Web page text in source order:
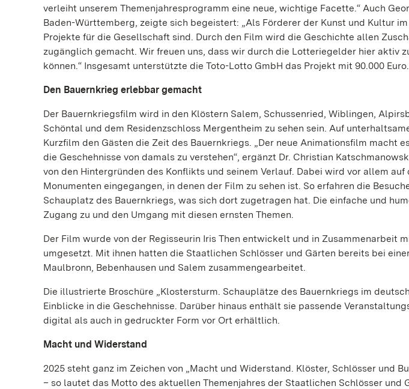
verleiht unserem Themenjahresprogramm eine neue, wichtige Facette.“ Auch
Baden-Württemberg, zeigte sich begeistert: „Als Förderer der Kunst und Kultur
Projekte für die Gesellschaft sind. Durch den Film wird die Geschichte allen
zugänglich gemacht. Wir freuen uns, dass wir durch die Lotteriegelder hier aktiv
können.“ Insgesamt unterstützte die Toto-Lotto GmbH das Projekt mit 90.000 Euro.
Den Bauernkrieg erlebbar gemacht
Der Bauernkriegsfilm wird in den Klöstern Salem, Schussenried, Wiblingen,
Schöntal und dem Residenzschloss Mergentheim zu sehen sein. Auf
Kurzfilm den Gästen die Zeit des Bauernkriegs. „Der neue Animationsfilm macht
die Geschehnisse von damals zu verstehen“, ergänzt Dr. Christian
von den Hintergründen des Konflikts und seinem Verlauf. Dabei wird vor allem auf
Monumenten eingegangen, in denen der Film zu sehen ist. So erfahren die
Schauplatz des Bauernkriegs, was sich dort zugetragen hat. Die einfache und
Zugang zu und den Umgang mit diesen ernsten Themen.
Der Film wurde von der Regisseurin Iris Then entwickelt und in Zusammenarbeit
umgesetzt. Mit ihnen hatten die Staatlichen Schlösser und Gärten bereits bei
Maulbronn, Bebenhausen und Salem zusammengearbeitet.
Die illustrierte Broschüre „Klostersturm. Schauplätze des Bauernkriegs im
Einblicke in die Geschehnisse. Darüber hinaus enthält sie passende
digital als auch in gedruckter Form vor Ort erhältlich.
Macht und Widerstand
2025 steht ganz im Zeichen von „Macht und Widerstand. Klöster, Schlösser und
– so lautet das Motto des aktuellen Themenjahres der Staatlichen Schlösser und